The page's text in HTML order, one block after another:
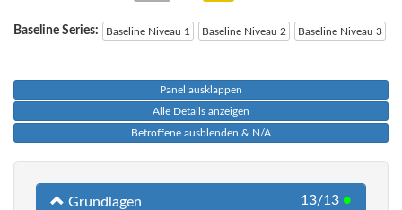
Baseline Series: Baseline Niveau 1 Baseline Niveau 2 Baseline Niveau 3
Panel ausklappen
Alle Details anzeigen
Betroffene ausblenden & N/A
Grundlagen 13/13 ●